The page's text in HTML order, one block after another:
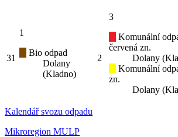
31
1
Bio odpad
Dolany
(Kladno)
2
3
Komunální
červená zn.
Dolany
Komunální
zn.
Dolany
Kalendář svozu odpadu
Mikroregion MULP